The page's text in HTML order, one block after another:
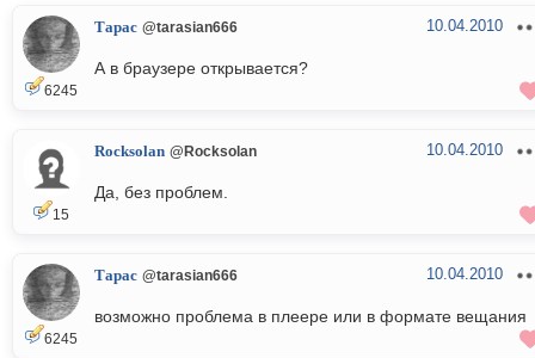
6245
Тарас @tarasian666 10.04.2010
А в браузере открывается?
15
Rocksolan @Rocksolan 10.04.2010
Да, без проблем.
6245
Тарас @tarasian666 10.04.2010
возможно проблема в плеере или в формате вещания